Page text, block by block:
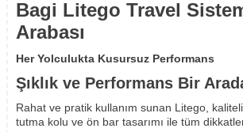
Bagi Litego Travel
Arabası
Her Yolculukta Kusursuz Performans
Şıklık ve Performans Bir
Rahat ve pratik kullanım sunan Litego,
tutma kolu ve ön bar tasarımı ile tüm